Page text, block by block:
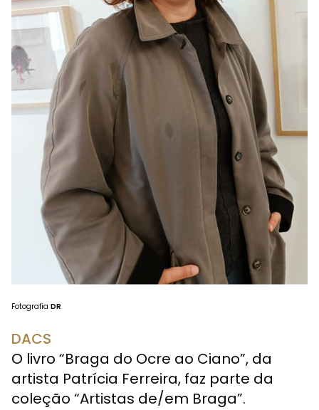
Fotografia DR
DACS
O livro “Braga do Ocre ao Ciano”, da
artista Patrícia Ferreira, faz parte da
coleção “Artistas de/em Braga”.